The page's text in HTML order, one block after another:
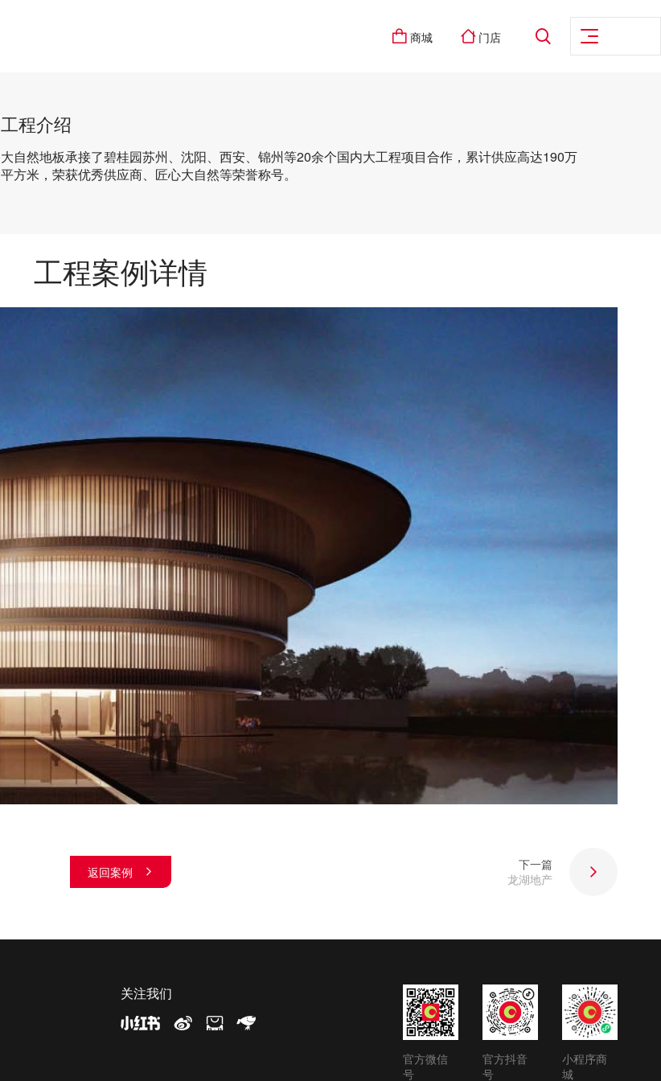
商城 门店
工程介绍
大自然地板承接了碧桂园苏州、沈阳、西安、锦州等20余个国内大工程项目合作，累计供应高达190万
平方米，荣获优秀供应商、匠心大自然等荣誉称号。
工程案例详情
返回案例
下一篇
龙湖地产
关注我们
官方微信
号
官方抖音
号
小程序商
城